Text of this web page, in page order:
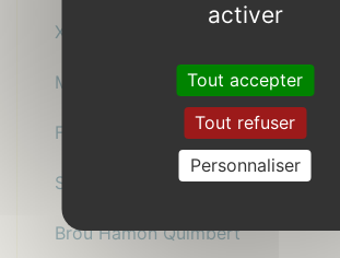
Xavier Lesèche
Marie Chiff’mine
Fabienne Morel
Sylvain GirO et le Chant de la Griffe
Brou Hamon Quimbert
activer
Tout accepter
Tout refuser
Personnaliser